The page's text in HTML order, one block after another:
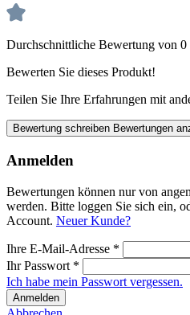
Durchschnittliche Bewertung von 0
Bewerten Sie dieses Produkt!
Teilen Sie Ihre Erfahrungen mit
Bewertung schreiben Bewertungen
Anmelden
Bewertungen können nur von
werden. Bitte loggen Sie sich ein,
Account. Neuer Kunde?
Ihre E-Mail-Adresse *
Ihr Passwort *
Ich habe mein Passwort vergessen.
Anmelden